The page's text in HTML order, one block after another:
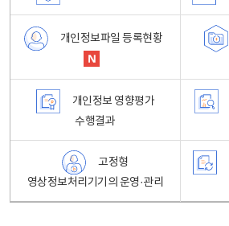
개인정보파일 등록현황
개인정보 영향평가
수행결과
고정형
영상정보처리기기의 운영·관리